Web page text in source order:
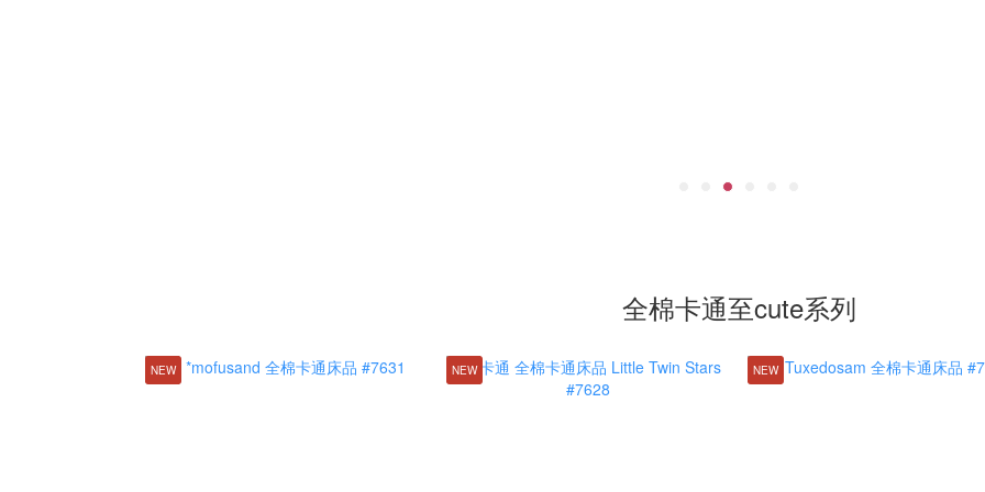
全棉卡通至cute系列
NEW NEW NEW